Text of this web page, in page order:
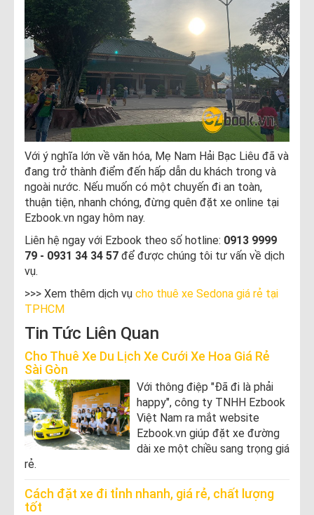
Với ý nghĩa lớn về văn hóa, Mẹ Nam Hải Bạc Liêu đã và
đang trở thành điểm đến hấp dẫn du khách trong và
ngoài nước. Nếu muốn có một chuyến đi an toàn,
thuận tiện, nhanh chóng, đừng quên đặt xe online tại
Ezbook.vn ngay hôm nay.
Liên hệ ngay với Ezbook theo số hotline: 0913 9999
79 - 0931 34 34 57 để được chúng tôi tư vấn về dịch
vụ.
>>> Xem thêm dịch vụ cho thuê xe Sedona giá rẻ tại
TPHCM
Tin Tức Liên Quan
Cho Thuê Xe Du Lịch Xe Cưới Xe Hoa Giá Rẻ
Sài Gòn
Với thông điệp "Đã đi là phải
happy", công ty TNHH Ezbook
Việt Nam ra mắt website
Ezbook.vn giúp đặt xe đường
dài xe một chiều sang trọng giá
rẻ.
Cách đặt xe đi tỉnh nhanh, giá rẻ, chất lượng
tốt